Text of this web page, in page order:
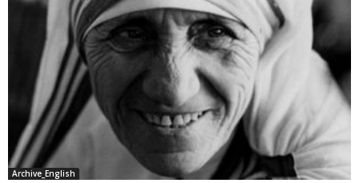
Archive_English